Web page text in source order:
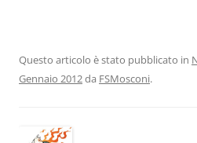
Questo articolo è stato pubblicato in
Gennaio 2012da FSMosconi.